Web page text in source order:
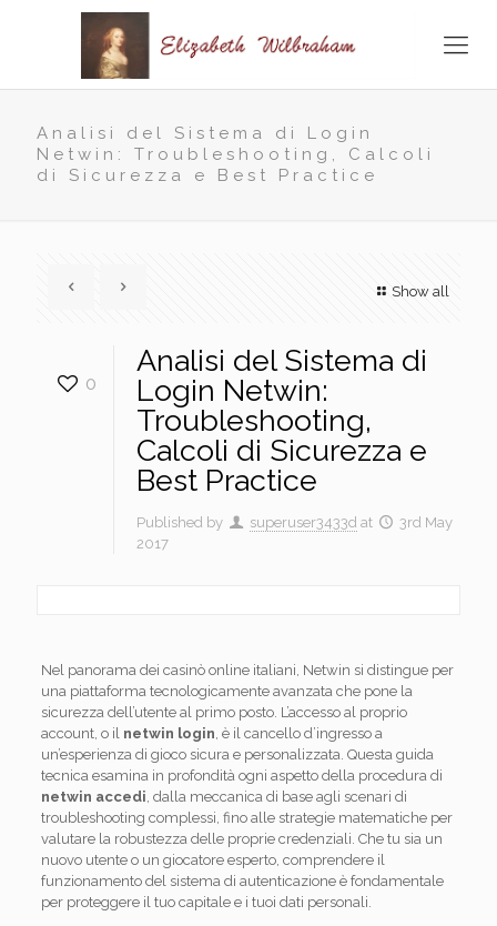
Analisi del Sistema di Login
Netwin: Troubleshooting, Calcoli
di Sicurezza e Best Practice
Show all
0
Analisi del Sistema di
Login Netwin:
Troubleshooting,
Calcoli di Sicurezza e
Best Practice
Published by superuser3433d at
3rd May
2017
Nel panorama dei casinò online italiani, Netwin si distingue per
una piattaforma tecnologicamente avanzata che pone la
sicurezza dell’utente al primo posto. L’accesso al proprio
account, o il netwin login, è il cancello d’ingresso a
un’esperienza di gioco sicura e personalizzata. Questa guida
tecnica esamina in profondità ogni aspetto della procedura di
netwin accedi, dalla meccanica di base agli scenari di
troubleshooting complessi, fino alle strategie matematiche per
valutare la robustezza delle proprie credenziali. Che tu sia un
nuovo utente o un giocatore esperto, comprendere il
funzionamento del sistema di autenticazione è fondamentale
per proteggere il tuo capitale e i tuoi dati personali.